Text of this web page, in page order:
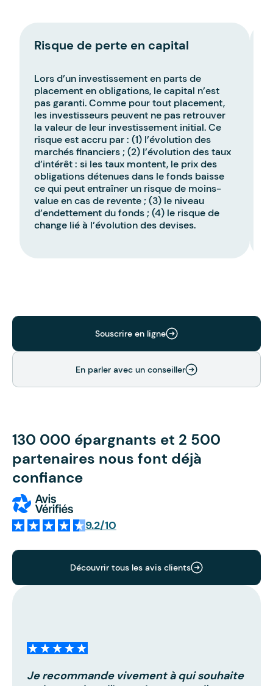
Risque de perte en capital
Lors d’un investissement en parts de
placement en obligations, le capital n’est
pas garanti. Comme pour tout placement,
les investisseurs peuvent ne pas retrouver
la valeur de leur investissement initial. Ce
risque est accru par : (1) l’évolution des
marchés financiers ; (2) l’évolution des taux
d’intérêt : si les taux montent, le prix des
obligations détenues dans le fonds baisse
ce qui peut entraîner un risque de moins-
value en cas de revente ; (3) le niveau
d’endettement du fonds ; (4) le risque de
change lié à l’évolution des devises.
Souscrire en ligne
En parler avec un conseiller
130 000 épargnants et 2 500
partenaires nous font déjà
confiance
9.2/10
Découvrir tous les avis clients
Je recommande vivement à qui souhaite